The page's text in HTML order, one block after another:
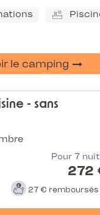
le camping
- sans
Pour 7
272
27 € remboursés